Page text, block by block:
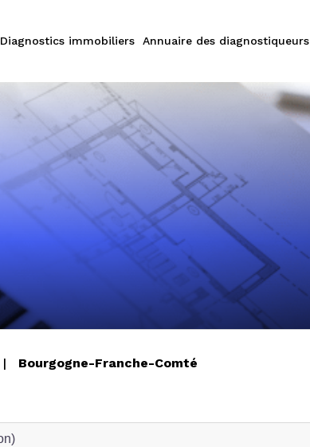
Diagnostics immobiliers Annuaire des diagnostiqueurs
| Bourgogne-Franche-Comté